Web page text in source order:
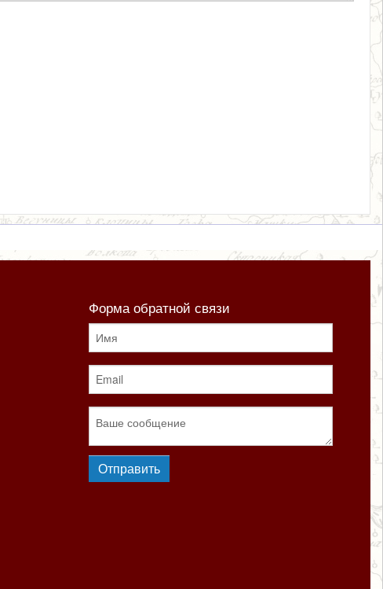
Форма обратной связи